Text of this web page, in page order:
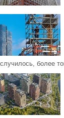
случилось, более